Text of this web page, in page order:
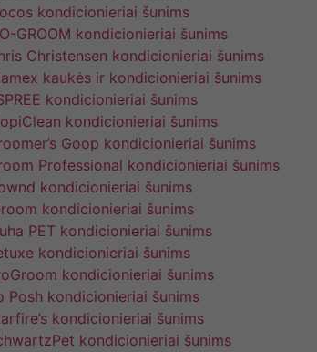
kondicionieriai šunims
GROOM kondicionieriai šunims
Christensen kondicionieriai šunims
kaukės ir kondicionieriai šunims
kondicionieriai šunims
kondicionieriai šunims
Goop kondicionieriai šunims
Professional kondicionieriai šunims
kondicionieriai šunims
kondicionieriai šunims
PET kondicionieriai šunims
kondicionieriai šunims
kondicionieriai šunims
Posh kondicionieriai šunims
kondicionieriai šunims
kondicionieriai šunims